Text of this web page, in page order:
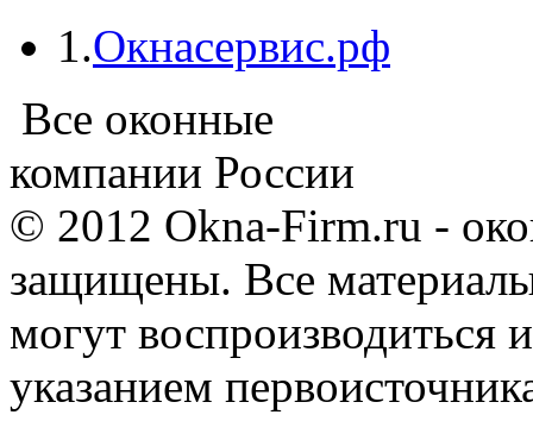
1.Окнасервис.рф
Все оконные
компании России
© 2012 Okna-Firm.ru -
защищены. Все
могут воспроизводиться
указанием